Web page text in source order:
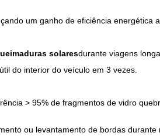
um ganho de eficiência energética
solaresdurante viagens
do interior do veículo em 3 vezes.
> 95% de fragmentos de vidro
ou levantamento de bordas durante